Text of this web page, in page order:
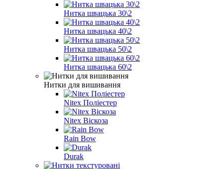
Нитка швацька 30\2
Нитка швацька 40\2
Нитка швацька 50\2
Нитка швацька 60\2
Нитки для вишивання
Nitex Поліестер
Nitex Віскоза
Rain Bow
Durak